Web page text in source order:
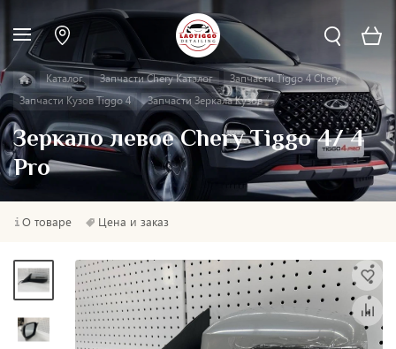
Каталог Запчасти Chery Каталог
Запчасти Tiggo 4 Chery
Запчасти Кузов Tiggo 4
Запчасти Зеркала Кузов
Зеркало левое Chery Tiggo 4/ 4
Prо
О товаре Цена и заказ